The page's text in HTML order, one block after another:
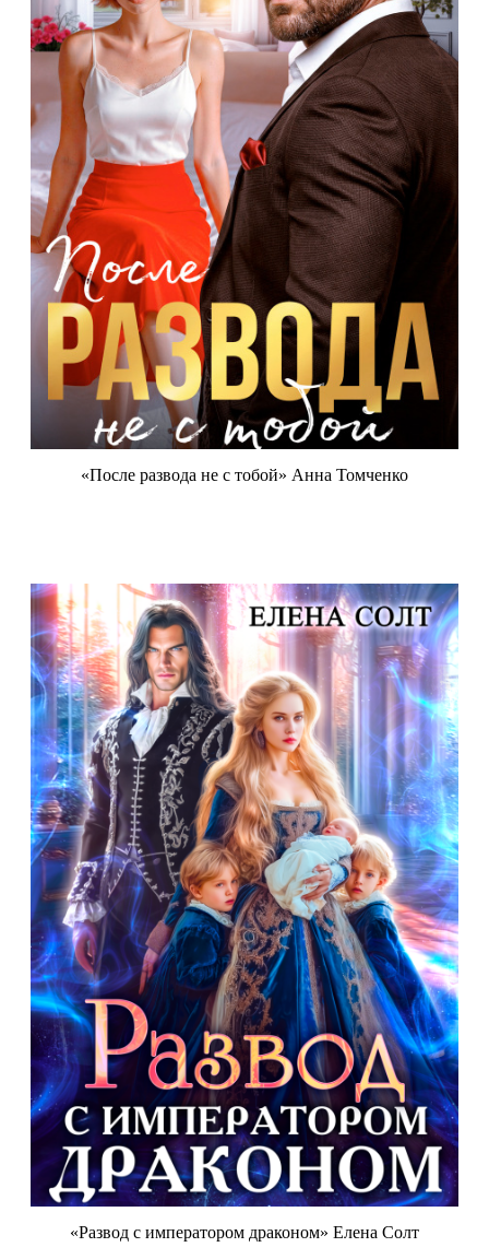
«После развода не с тобой» Анна Томченко
«Развод с императором драконом» Елена Солт